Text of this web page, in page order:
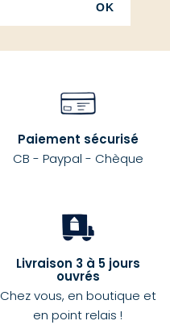
OK
Paiement sécurisé
CB - Paypal - Chèque
Livraison 3 à 5 jours
ouvrés
Chez vous, en boutique et
en point relais !